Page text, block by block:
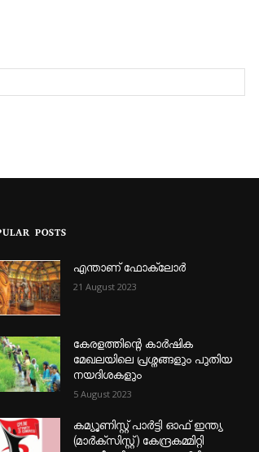
POSTS
എന്താണ്‌ ഫോക്‌ലോർ
21 August 2023
കേരളത്തിന്റെ കാർഷിക
മേഖലയിലെ പ്രശ്നങ്ങളും പുതിയ
നയദിശകളും
5 August 2023
കമ്യൂണിസ്റ്റ് പാർട്ടി ഓഫ് ഇന്ത്യ
(മാർക്സിസ്റ്റ്) കേന്ദ്രകമ്മിറ്റി